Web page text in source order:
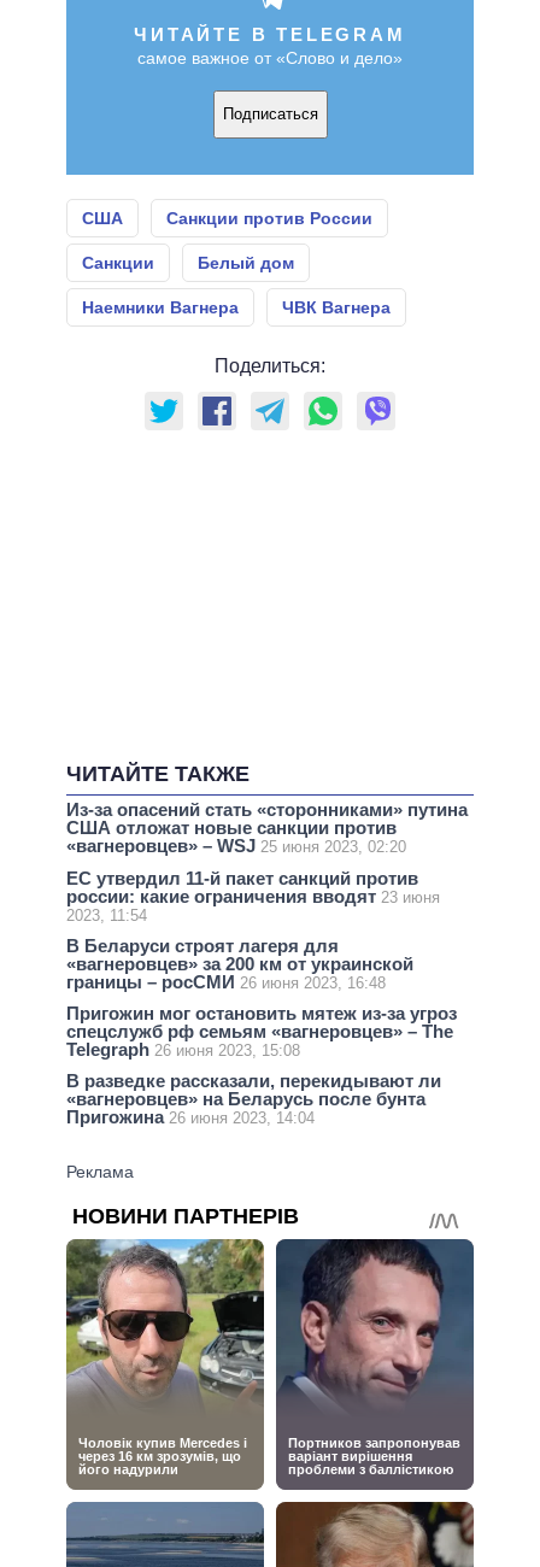
ЧИТАЙТЕ В TELEGRAM
самое важное от «Слово и дело»
Подписаться
США Санкции против России
Санкции Белый дом
Наемники Вагнера ЧВК Вагнера
Поделиться:
ЧИТАЙТЕ ТАКЖЕ
Из-за опасений стать «сторонниками» путина
США отложат новые санкции против
«вагнеровцев» – WSJ 25 июня 2023, 02:20
ЕС утвердил 11-й пакет санкций против
россии: какие ограничения вводят 23 июня
2023, 11:54
В Беларуси строят лагеря для
«вагнеровцев» за 200 км от украинской
границы – росСМИ 26 июня 2023, 16:48
Пригожин мог остановить мятеж из-за угроз
спецслужб рф семьям «вагнеровцев» – The
Telegraph 26 июня 2023, 15:08
В разведке рассказали, перекидывают ли
«вагнеровцев» на Беларусь после бунта
Пригожина 26 июня 2023, 14:04